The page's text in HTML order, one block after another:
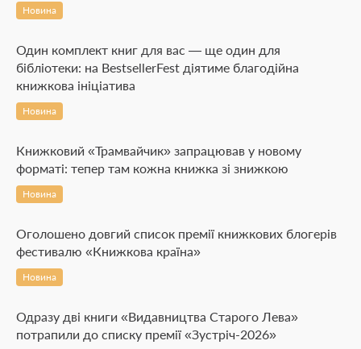
Новина
Один комплект книг для вас — ще один для
бібліотеки: на BestsellerFest діятиме благодійна
книжкова ініціатива
Новина
Книжковий «Трамвайчик» запрацював у новому
форматі: тепер там кожна книжка зі знижкою
Новина
Оголошено довгий список премії книжкових блогерів
фестивалю «Книжкова країна»
Новина
Одразу дві книги «Видавництва Старого Лева»
потрапили до списку премії «Зустріч-2026»